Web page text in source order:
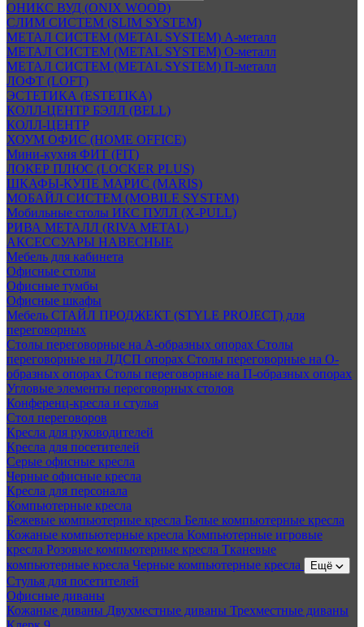
ОНИКС ВУД (ONIX WOOD)
СЛИМ СИСТЕМ (SLIM SYSTEM)
МЕТАЛ СИСТЕМ (METAL SYSTEM) А-металл
МЕТАЛ СИСТЕМ (METAL SYSTEM) О-металл
МЕТАЛ СИСТЕМ (METAL SYSTEM) П-металл
ЛОФТ (LOFT)
ЭСТЕТИКА (ESTETIKA)
КОЛЛ-ЦЕНТР БЭЛЛ (BELL)
КОЛЛ-ЦЕНТР
ХОУМ ОФИС (HOME OFFICE)
Мини-кухня ФИТ (FIT)
ЛОКЕР ПЛЮС (LOCKER PLUS)
ШКАФЫ-КУПЕ МАРИС (MARIS)
МОБАЙЛ СИСТЕМ (MOBILE SYSTEM)
Мобильные столы ИКС ПУЛЛ (X-PULL)
РИВА МЕТАЛЛ (RIVA METAL)
АКСЕССУАРЫ НАВЕСНЫЕ
Мебель для кабинета
Офисные столы
Офисные тумбы
Офисные шкафы
Мебель СТАЙЛ ПРОДЖЕКТ (STYLE PROJECT) для
переговорных
Столы переговорные на А-образных опорах Столы
переговорные на ЛДСП опорах Столы переговорные на О-
образных опорах Столы переговорные на П-образных опорах
Угловые элементы переговорных столов
Конференц-кресла и стулья
Стол переговоров
Кресла для руководителей
Кресла для посетителей
Серые офисные кресла
Черные офисные кресла
Кресла для персонала
Компьютерные кресла
Бежевые компьютерные кресла Белые компьютерные кресла
Кожаные компьютерные кресла Компьютерные игровые
кресла Розовые компьютерные кресла Тканевые
компьютерные кресла Черные компьютерные кресла Ещё
Стулья для посетителей
Офисные диваны
Кожаные диваны Двухместные диваны Трехместные диваны